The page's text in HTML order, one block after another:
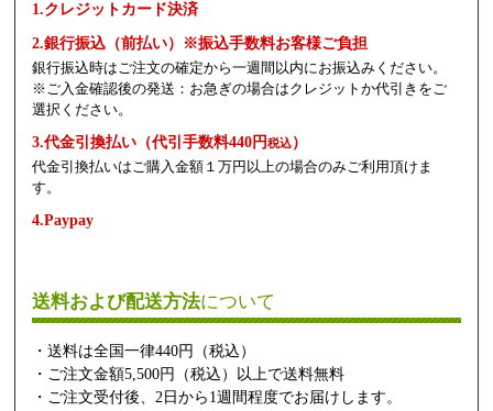
1.クレジットカード決済
2.銀行振込（前払い）※振込手数料お客様ご負担
銀行振込時はご注文の確定から一週間以内にお振込みください。
※ご入金確認後の発送：お急ぎの場合はクレジットか代引きをご
選択ください。
3.代金引換払い（代引手数料440円税込）
代金引換払いはご購入金額１万円以上の場合のみご利用頂けま
す。
4.Paypay
送料および配送方法について
・送料は全国一律440円（税込）
・ご注文金額5,500円（税込）以上で送料無料
・ご注文受付後、2日から1週間程度でお届けします。